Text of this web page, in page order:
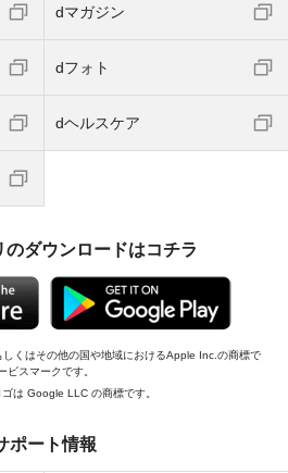
dマガジン
dフォト
dヘルスケア
ダウンロードはコチラ
くはその他の国や地域におけるApple Inc.の商標で
スマークです。
は Google LLC の商標です。
ポート情報